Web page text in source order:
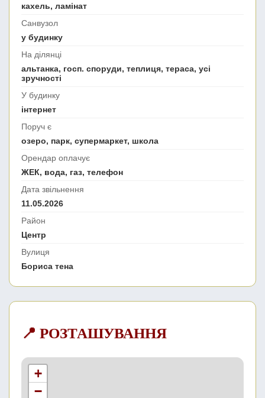
кахель, ламінат
Санвузол
у будинку
На ділянці
альтанка, госп. споруди, теплиця, тераса, усі
зручності
У будинку
інтернет
Поруч є
озеро, парк, супермаркет, школа
Орендар оплачує
ЖЕК, вода, газ, телефон
Дата звільнення
11.05.2026
Район
Центр
Вулиця
Бориса тена
📍 РОЗТАШУВАННЯ
+
−